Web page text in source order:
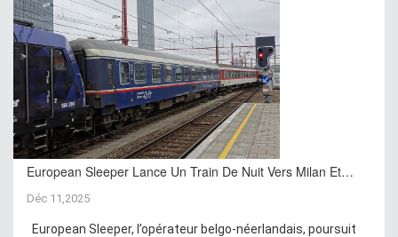
European Sleeper Lance Un Train De Nuit Vers Milan Et…
Déc 11,2025
European Sleeper, l’opérateur belgo-néerlandais, poursuit